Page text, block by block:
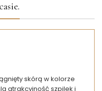
skórą w kolorze
atrakcyjność szpilek i